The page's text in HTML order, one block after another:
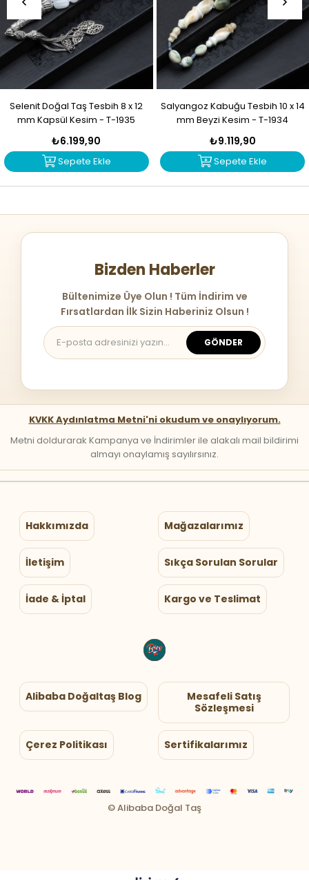
Selenit Doğal Taş Tesbih 8 x 12
mm Kapsül Kesim - T-1935
₺6.199,90
Sepete Ekle
Salyangoz Kabuğu Tesbih 10 x 14
mm Beyzi Kesim - T-1934
₺9.119,90
Sepete Ekle
Bizden Haberler
Bültenimize Üye Olun ! Tüm İndirim ve
Fırsatlardan İlk Sizin Haberiniz Olsun !
GÖNDER
KVKK Aydınlatma Metni'ni okudum ve onaylıyorum.
Metni doldurarak Kampanya ve İndirimler ile alakalı mail bildirimi
almayı onaylamış sayılırsınız.
Hakkımızda Mağazalarımız
İletişim Sıkça Sorulan Sorular
İade & İptal Kargo ve Teslimat
Alibaba Doğaltaş Blog
Mesafeli Satış
Sözleşmesi
Çerez Politikası Sertifikalarımız